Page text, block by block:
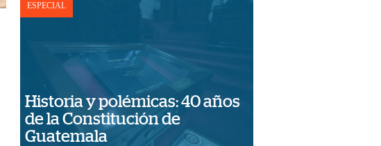
ESPECIAL
Historia y polémicas: 40 años
de la Constitución de
Guatemala